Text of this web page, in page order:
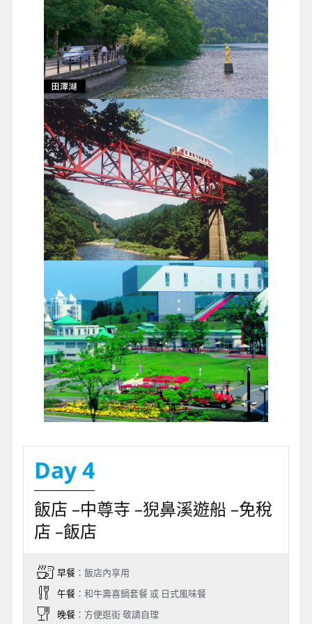
Day 4
飯店 –中尊寺 –猊鼻溪遊船 –免稅
店 –飯店
早餐：飯店內享用
午餐：和牛壽喜鍋套餐 或 日式風味餐
晚餐：方便逛街 敬請自理